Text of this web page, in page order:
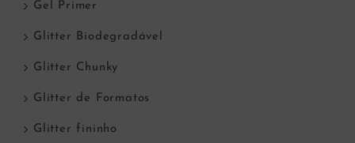
Gel Primer
Glitter Biodegradável
Glitter Chunky
Glitter de Formatos
Glitter fininho